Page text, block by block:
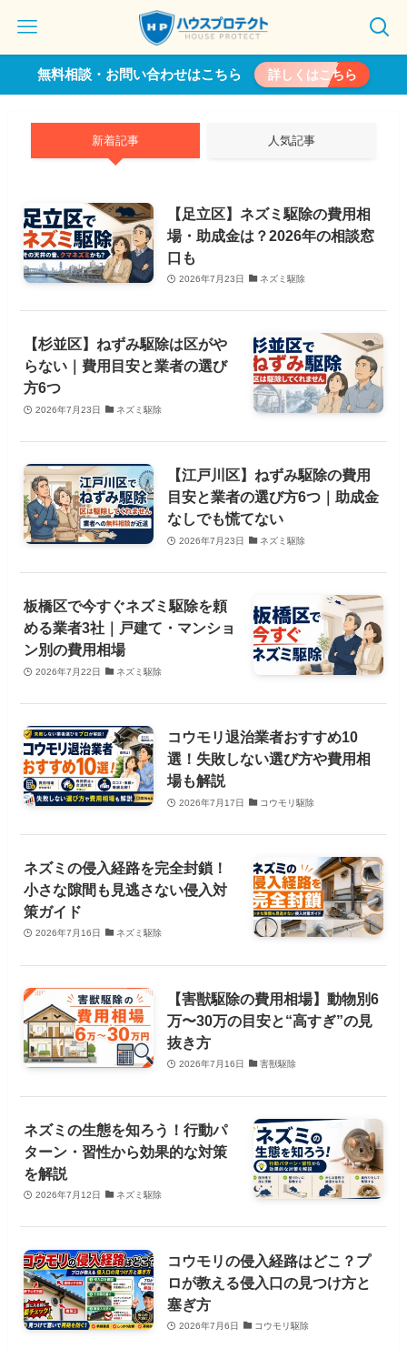
無料相談・お問い合わせはこちら 詳しくはこちら
新着記事 人気記事
【足立区】ネズミ駆除の費用相
場・助成金は？2026年の相談窓
口も
2026年7月23日 ネズミ駆除
【杉並区】ねずみ駆除は区がや
らない｜費用目安と業者の選び
方6つ
2026年7月23日 ネズミ駆除
【江戸川区】ねずみ駆除の費用
目安と業者の選び方6つ｜助成金
なしでも慌てない
2026年7月23日 ネズミ駆除
板橋区で今すぐネズミ駆除を頼
める業者3社｜戸建て・マンショ
ン別の費用相場
2026年7月22日 ネズミ駆除
コウモリ退治業者おすすめ10
選！失敗しない選び方や費用相
場も解説
2026年7月17日 コウモリ駆除
ネズミの侵入経路を完全封鎖！
小さな隙間も見逃さない侵入対
策ガイド
2026年7月16日 ネズミ駆除
【害獣駆除の費用相場】動物別6
万〜30万の目安と“高すぎ”の見
抜き方
2026年7月16日 害獣駆除
ネズミの生態を知ろう！行動パ
ターン・習性から効果的な対策
を解説
2026年7月12日 ネズミ駆除
コウモリの侵入経路はどこ？プ
ロが教える侵入口の見つけ方と
塞ぎ方
2026年7月6日 コウモリ駆除